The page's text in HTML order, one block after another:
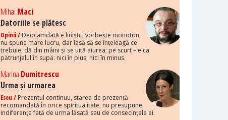
Mihai Maci
Datoriile se plătesc
Opinii / Deocamdată e liniștit: vorbește monoton,
nu spune mare lucru, dar lasă să se înțeleagă ce
trebuie, dă din mâini și se uită aiurea; pe scurt – e ca
pătrunjelul în supă: nici în plus, nici în minus.
Marina Dumitrescu
Urma și urmarea
Eseu / Prezentul continuu, starea de prezență
recomandată în orice spiritualitate, nu presupune
indiferența față de urma lăsată sau de consecințele ei.